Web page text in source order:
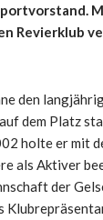
Revierklub
den
dem Platz
holte er mit
als Aktiver
der